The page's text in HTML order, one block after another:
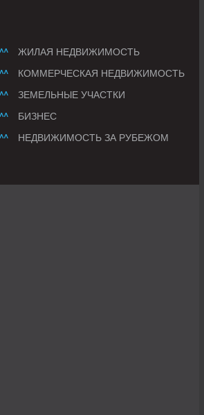
ЖИЛАЯ НЕДВИЖИМОСТЬ
КОММЕРЧЕСКАЯ НЕДВИЖИМОСТЬ
ЗЕМЕЛЬНЫЕ УЧАСТКИ
БИЗНЕС
НЕДВИЖИМОСТЬ ЗА РУБЕЖОМ